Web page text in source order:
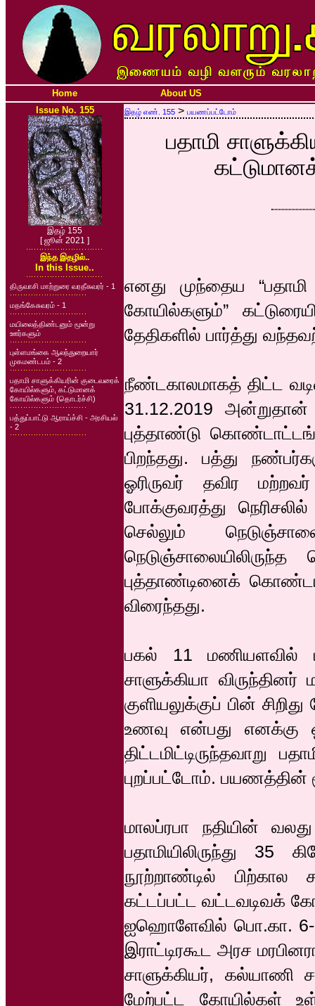
Home
About US
Issue No. 155
இதழ் 155
[ ஜூன் 2021 ]
இந்த இதழில்..
In this Issue..
திருவாசி மாற்றுரை வரதீசுவரர் - 1
மதங்கேசுவரம் - 1
மயிலைத்திண்டனும் மூன்று
ஊர்களும்
புள்ளமங்கை ஆலந்துறையார்
முகமண்டபம் - 2
பதாமி சாளுக்கியரின் குடைவரைக்
கோயில்களும், கட்டுமானக்
கோயில்களும் (தொடர்ச்சி)
பத்துப்பாட்டு ஆராய்ச்சி - அரசியல்
- 2
இதழ் எண். 155 > பயணப்பட்டோம்
பதாமி
எனது முந்தைய
கோயில்களும்”
தேதிகளில் பார்த்து
நீண்டகாலமாகத் திட்ட
31.12.2019
புத்தாண்டு
பிறந்தது. பத்து
ஓரிருவர் தவிர
போக்குவரத்து
செல்லும்
புத்தாண்டினைக்
விரைந்தது.
பகல் 11 மணியளவில்
சாளுக்கியா
குளியலுக்குப் பின்
உணவு என்பது எனக்கு
திட்டமிட்டிருந்தவாறு
புறப்பட்டோம்.
மாலப்ரபா நதியின்
பதாமியிலிருந்து
நூற்றாண்டில்
கட்டப்பட்ட வட்டவடிவக்
ஐஹொளேவில் பொ.கா. 6-8
இராட்டிரகூட அரச
சாளுக்கியர், கல்யாணி
மேற்பட்ட கோயில்கள்